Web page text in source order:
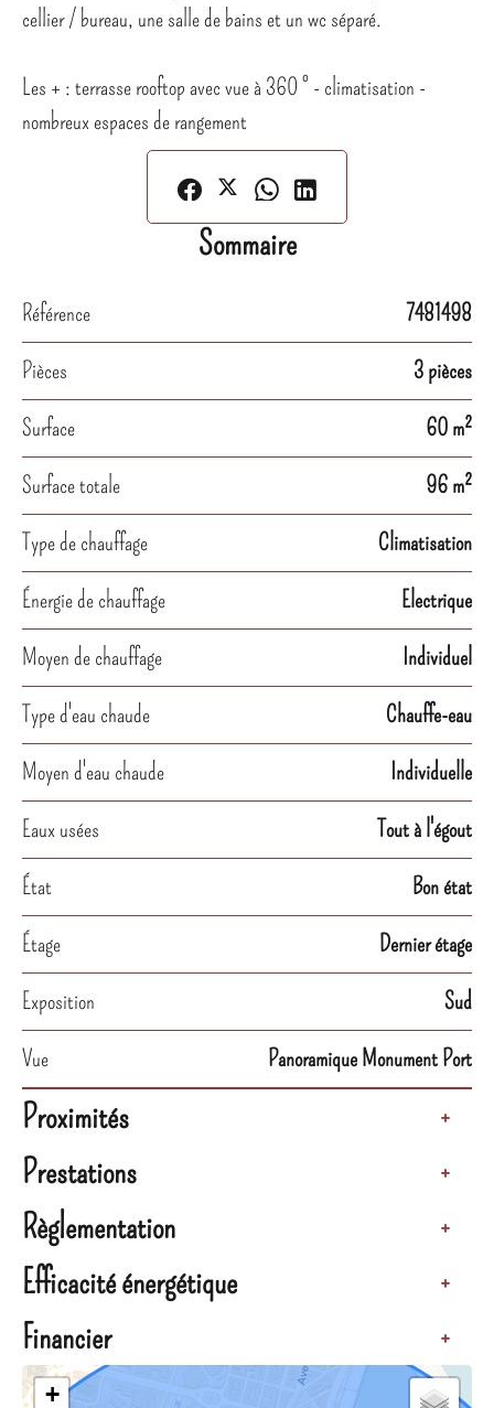
cellier / bureau, une salle de bains et un wc séparé.
Les + : terrasse rooftop avec vue à 360 ° - climatisation -
nombreux espaces de rangement
Sommaire
Référence
7481498
Pièces
3 pièces
Surface
60 m²
Surface totale
96 m²
Type de chauffage
Climatisation
Énergie de chauffage
Electrique
Moyen de chauffage
Individuel
Type d'eau chaude
Chauffe-eau
Moyen d'eau chaude
Individuelle
Eaux usées
Tout à l'égout
État
Bon état
Étage
Dernier étage
Exposition
Sud
Vue
Panoramique Monument Port
Proximités +
Prestations +
Règlementation +
Efficacité énergétique +
Financier +
+